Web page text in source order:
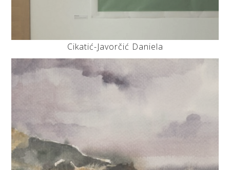
Cikatić-Javorčić Daniela